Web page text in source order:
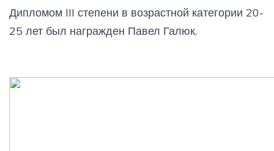
Дипломом III степени в возрастной категории 20-
25 лет был награжден Павел Галюк.